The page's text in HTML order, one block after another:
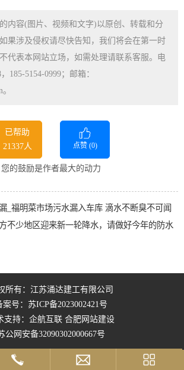
内容(图片、视频和文字)以原创、转载和分
果涉及侵权请尽快告知，我们将会在第一时
代表本网站立场，如需处理请联系客服。电
185-5154-0999；邮箱：
已帮助
21337人
点赞 (0)
您的鼓励是作者最大的动力
_福明菜市场污水漏入车库 滴水不断臭不可闻
不少地区迎来新一轮降水，请做好今年的防水
所有：江苏涌达建工有限公司
案号： 苏ICP备2023002421号
支持：企航互联 合肥网站建设
公网安备32090302000667号